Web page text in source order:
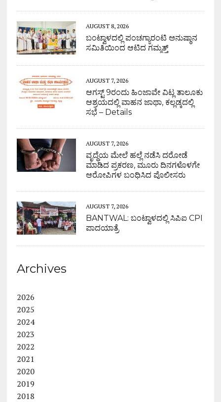
AUGUST 8, 2026
ಬಂಟ್ವಾಳದಲ್ಲಿ ಪಂಚಗ್ಯಾರಂಟಿ ಅನುಷ್ಠಾನ
ಸಮಿತಿಯಿಂದ ಆಟಿದ ಗಮ್ಮತ್ತ್
AUGUST 7, 2026
ಆಗಸ್ಟ್ 9ರಂದು ಹಿಂಜಾವೇ ವಿಟ್ಲ ತಾಲೂಕು
ಆಶ್ರಯದಲ್ಲಿ ವಾಹನ ಜಾಥಾ, ಕಲ್ಲಡ್ಕದಲ್ಲಿ
ಸಭೆ – Details
AUGUST 7, 2026
ವೃದ್ಧೆಯ ಮೇಲೆ ಹಲ್ಲೆ ನಡೆಸಿ ದರೋಡೆ
ಮಾಡಿದ ಪ್ರಕರಣ, ಮೂರು ದಿನಗಳೊಳಗೇ
ಆರೋಪಿಗಳ ಬಂಧಿಸಿದ ಪೊಲೀಸರು
AUGUST 7, 2026
BANTWAL: ಬಂಟ್ವಾಳದಲ್ಲಿ ಸಿಪಿಐ CPI
ಪಾದಯಾತ್ರೆ
Archives
2026
2025
2024
2023
2022
2021
2020
2019
2018